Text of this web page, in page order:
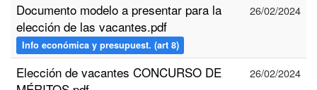
Documento modelo a presentar para la
elección de las vacantes.pdf
Info económica y presupuest. (art 8)
26/02/2024
Elección de vacantes CONCURSO DE
26/02/2024